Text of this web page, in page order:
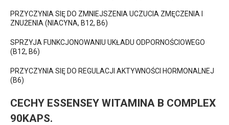
PRZYCZYNIA SIĘ DO ZMNIEJSZENIA UCZUCIA ZMĘCZENIA I
ZNUŻENIA (NIACYNA, B12, B6)
SPRZYJA FUNKCJONOWANIU UKŁADU ODPORNOŚCIOWEGO
(B12, B6)
PRZYCZYNIA SIĘ DO REGULACJI AKTYWNOŚCI HORMONALNEJ
(B6)
CECHY ESSENSEY WITAMINA B COMPLEX
90KAPS.